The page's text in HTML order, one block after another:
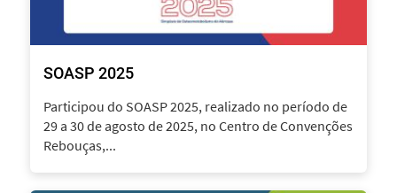
SOASP 2025
Participou do SOASP 2025, realizado no período de
29 a 30 de agosto de 2025, no Centro de Convenções
Rebouças,...